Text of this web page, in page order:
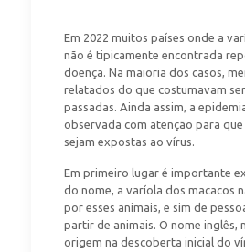
Em 2022 muitos países onde a
não é tipicamente encontrada
doença. Na maioria dos casos,
relatados do que costumavam
passadas. Ainda assim, a
observada com atenção para que
sejam expostas ao vírus.
Em primeiro lugar é importante
do nome, a varíola dos macacos
por esses animais, e sim de
partir de animais. O nome inglês,
origem na descoberta inicial do